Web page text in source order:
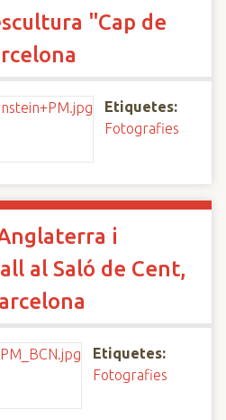
"Cap de
Etiquetes:
Fotografies
i
al Saló de Cent,
Etiquetes:
Fotografies